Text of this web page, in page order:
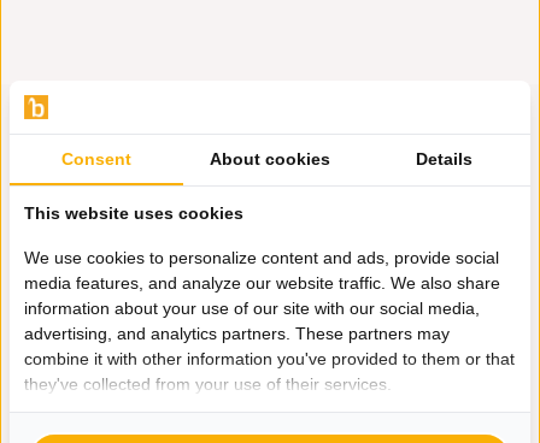
Hulp nodig?
Whatsapp ons
0162-231130
klantenservice@bazaaronline.nl
Consent About cookies Details
This website uses cookies
We use cookies to personalize content and ads, provide social
media features, and analyze our website traffic. We also share
information about your use of our site with our social media,
advertising, and analytics partners. These partners may
combine it with other information you've provided to them or that
they've collected from your use of their services.